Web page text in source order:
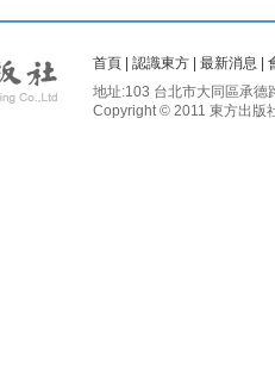
首頁 認識東方 最新消息
地址:103 台北市大同區承
Copyright © 2011 東方出版